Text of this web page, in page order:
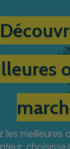
les meilleures